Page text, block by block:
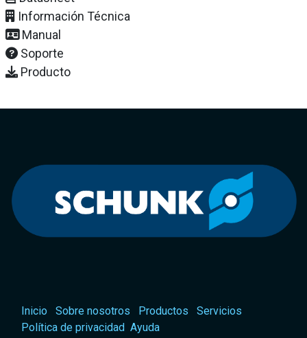
Información Técnica
Manual
Soporte
Producto
Inicio Sobre nosotros Productos
Servicios
Política de privacidad Ayuda